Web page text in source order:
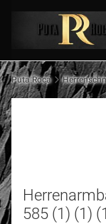
Puta Roca
585 (1) (1)